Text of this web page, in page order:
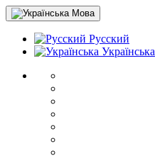
Мова
Русский
Українська